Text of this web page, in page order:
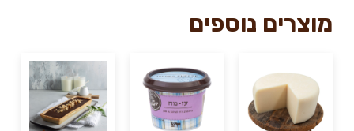
מוצרים נוספים